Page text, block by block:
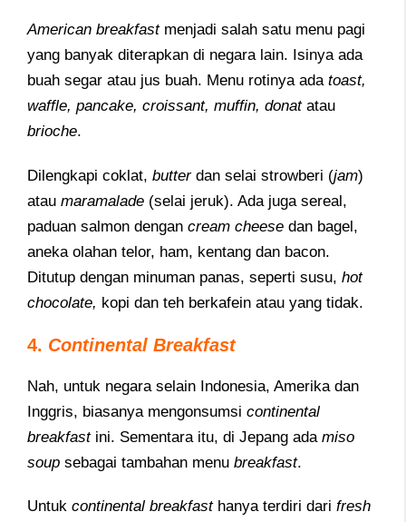
American breakfast menjadi salah satu menu pagi
yang banyak diterapkan di negara lain. Isinya ada
buah segar atau jus buah. Menu rotinya ada toast,
waffle, pancake, croissant, muffin, donat atau
brioche.
Dilengkapi coklat, butterdan selai strowberi (jam)
atau maramalade (selai jeruk). Ada juga sereal,
paduan salmon dengan cream cheese dan bagel,
aneka olahan telor, ham, kentang dan bacon.
Ditutup dengan minuman panas, seperti susu, hot
chocolate, kopi dan teh berkafein atau yang tidak.
4. Continental Breakfast
Nah, untuk negara selain Indonesia, Amerika dan
Inggris, biasanya mengonsumsi continental
breakfast ini. Sementara itu, di Jepang ada miso
soup sebagai tambahan menu breakfast.
Untuk continental breakfasthanya terdiri dari fresh